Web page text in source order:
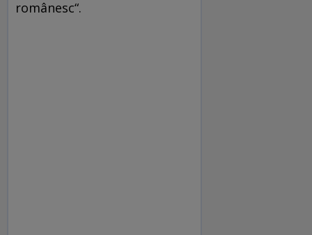
românesc“.